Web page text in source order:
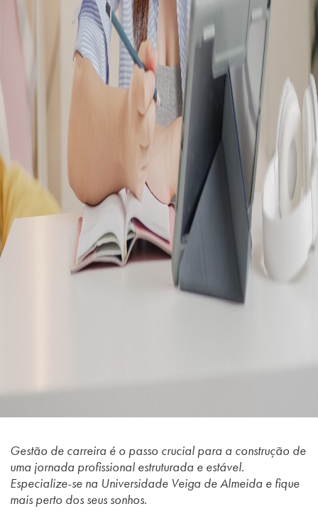
Gestão de carreira é o passo crucial para a construção de
uma jornada profissional estruturada e estável.
Especialize-se na Universidade Veiga de Almeida e fique
mais perto dos seus sonhos.